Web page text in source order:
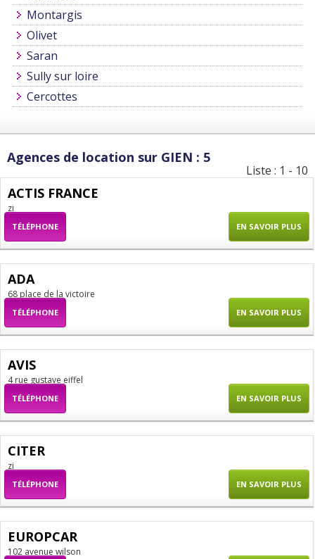
Montargis
Olivet
Saran
Sully sur loire
Cercottes
Agences de location sur GIEN : 5
Liste : 1 - 10
ACTIS FRANCE
zi
TÉLÉPHONE EN SAVOIR PLUS
ADA
68 place de la victoire
TÉLÉPHONE EN SAVOIR PLUS
AVIS
4 rue gustave eiffel
TÉLÉPHONE EN SAVOIR PLUS
CITER
zi
TÉLÉPHONE EN SAVOIR PLUS
EUROPCAR
102 avenue wilson